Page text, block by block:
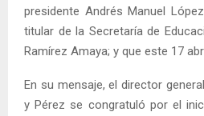
presidente Andrés Manuel
titular de la Secretaría de
Ramírez Amaya; y que este 17
En su mensaje, el director
y Pérez se congratuló por el